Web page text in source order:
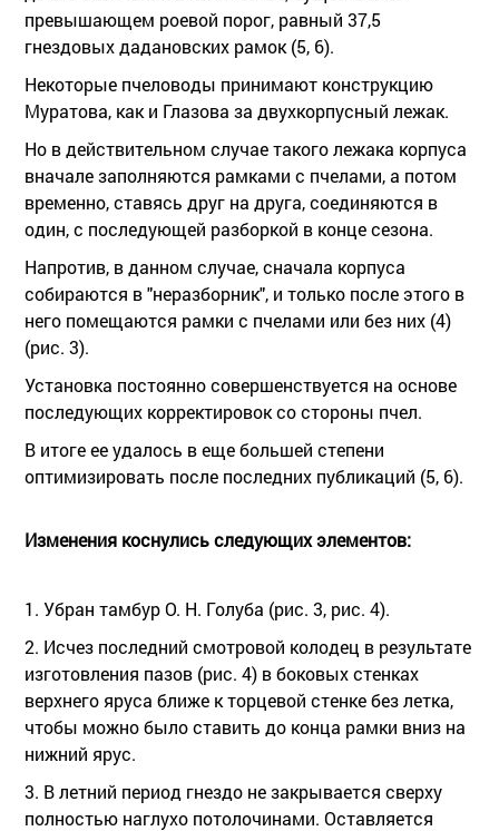
превышающем роевой порог, равный 37,5
гнездовых дадановских рамок (5, 6).
Некоторые пчеловоды принимают конструкцию
Муратова, как и Глазова за двухкорпусный лежак.
Но в действительном случае такого лежака корпуса
вначале заполняются рамками с пчелами, а потом
временно, ставясь друг на друга, соединяются в
один, с последующей разборкой в конце сезона.
Напротив, в данном случае, сначала корпуса
собираются в "неразборник", и только после этого в
него помещаются рамки с пчелами или без них (4)
(рис. 3).
Установка постоянно совершенствуется на основе
последующих корректировок со стороны пчел.
В итоге ее удалось в еще большей степени
оптимизировать после последних публикаций (5, 6).
Изменения коснулись следующих элементов:
1. Убран тамбур О. Н. Голуба (рис. 3, рис. 4).
2. Исчез последний смотровой колодец в результате
изготовления пазов (рис. 4) в боковых стенках
верхнего яруса ближе к торцевой стенке без летка,
чтобы можно было ставить до конца рамки вниз на
нижний ярус.
3. В летний период гнездо не закрывается сверху
полностью наглухо потолочинами. Оставляется